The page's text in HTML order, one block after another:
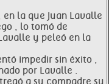
la que Juan Lavalle
, lo tomó de
y peleó en la
impedir sin éxito ,
por Lavalle .
a su compadre su